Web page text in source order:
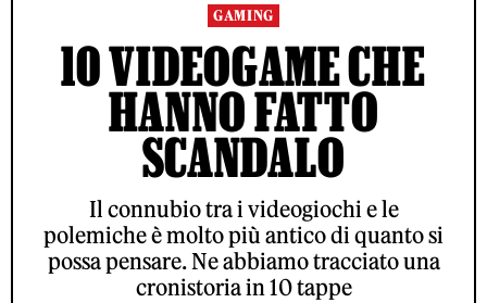
GAMING
10 VIDEOGAME CHE
HANNO FATTO
SCANDALO
Il connubio tra i videogiochi e le
polemiche è molto più antico di quanto si
possa pensare. Ne abbiamo tracciato una
cronistoria in 10 tappe